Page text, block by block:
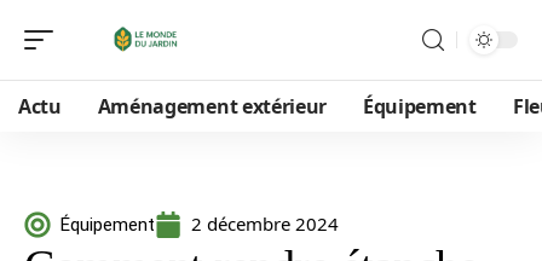
Actu Aménagement extérieur Équipement
Équipement 2 décembre 2024